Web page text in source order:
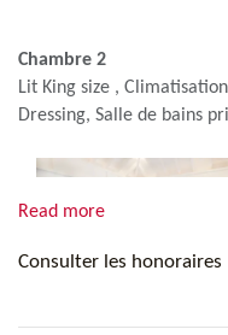
Chambre 2
Lit King size ,
Dressing, Salle de bains
Read more
Consulter les honoraires